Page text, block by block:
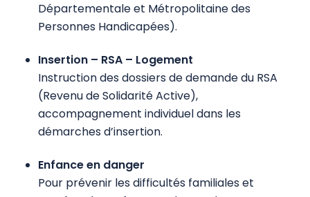
Départementale et Métropolitaine des
Personnes Handicapées).
Insertion – RSA – Logement
Instruction des dossiers de demande du RSA
(Revenu de Solidarité Active),
accompagnement individuel dans les
démarches d’insertion.
Enfance en danger
Pour prévenir les difficultés familiales et